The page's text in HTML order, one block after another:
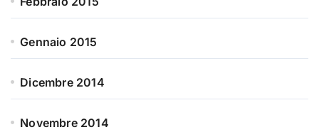
Gennaio 2015
Dicembre 2014
Novembre 2014